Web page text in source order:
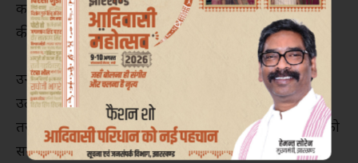
कर समर्थकों से किताब और तिरंगा लेकर जंतर-मंतर पहुंचने
की अपील की।
उन्होंने लिखा कि वे जंतर-मंतर पर सभी से मिलने के लिए
उत्साहित हैं और आंदोलन को प्रेम, शांति और लोकतांत्रिक
तरीके से आगे बढ़ाया जाएगा। साथ ही उन्होंने पुलिसकर्मियों को
सम्मान स्वरूप फूल भेंट करने की भी अपील की।